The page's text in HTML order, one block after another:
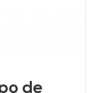
de